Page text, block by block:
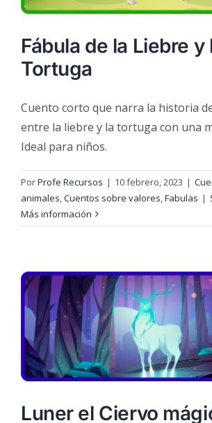
Fábula de la Liebre y
Tortuga
Cuento corto que narra la historia
entre la liebre y la tortuga con una
Ideal para niños.
PorProfe Recursos | 10 febrero, 2023 |
animales,Cuentos sobre valores,Fabulas |
Más información
Luner el Ciervo